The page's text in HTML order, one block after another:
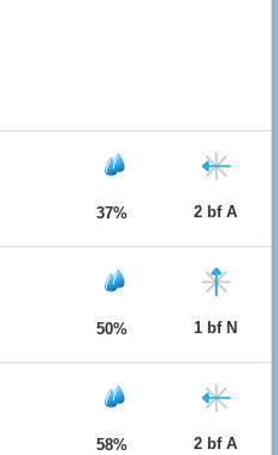
37% 2 bf Α
50% 1 bf Ν
58% 2 bf Α